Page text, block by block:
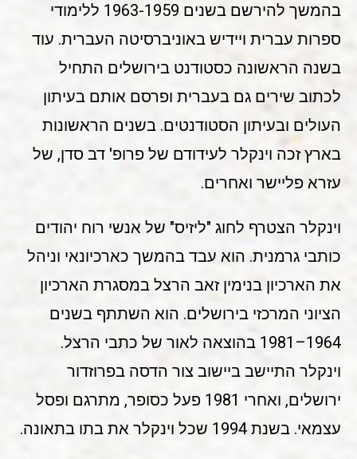
בהמשך להירשם בשנים 1963-1959 ללימודי
ספרות עברית ויידיש באוניברסיטה העברית. עוד
בשנה הראשונה כסטודנט בירושלים התחיל
לכתוב שירים גם בעברית ופרסם אותם בעיתון
העולים ובעיתון הסטודנטים. בשנים הראשונות
בארץ זכה וינקלר לעידודם של פרופ' דב סדן, של
עזרא פליישר ואחרים.
וינקלר הצטרף לחוג "ליזיס" של אנשי רוח יהודים
כותבי גרמנית. הוא עבד בהמשך כארכיונאי וניהל
את הארכיון בנימין זאב הרצל במסגרת הארכיון
הציוני המרכזי בירושלים. הוא השתתף בשנים
1964–1981 בהוצאה לאור של כתבי הרצל.
וינקלר התיישב ביישוב צור הדסה בפרוזדור
ירושלים, ואחרי 1981 פעל כסופר, מתרגם ופסל
עצמאי. בשנת 1994 שכל וינקלר את בתו בתאונה.